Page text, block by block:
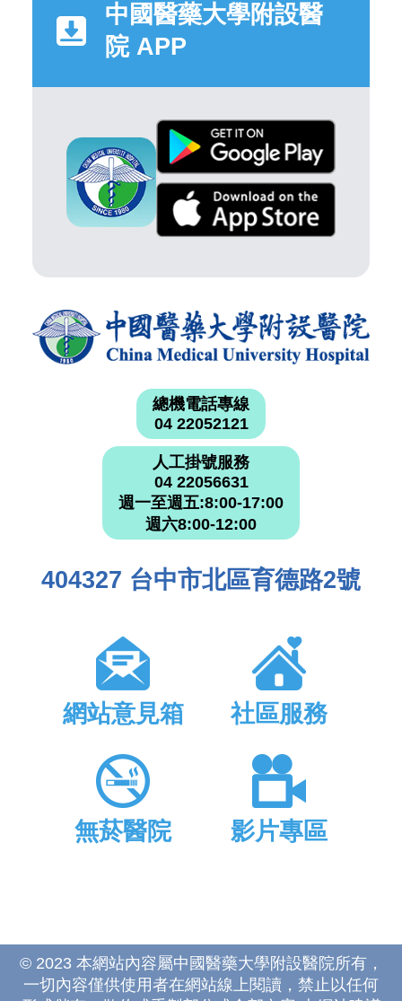
中國醫藥大學附設醫
院 APP
總機電話專線
04 22052121
人工掛號服務
04 22056631
週一至週五:8:00-17:00
週六8:00-12:00
404327 台中市北區育德路2號
網站意見箱 社區服務
無菸醫院 影片專區
© 2023 本網站內容屬中國醫藥大學附設醫院所有，
一切內容僅供使用者在網站線上閱讀，禁止以任何